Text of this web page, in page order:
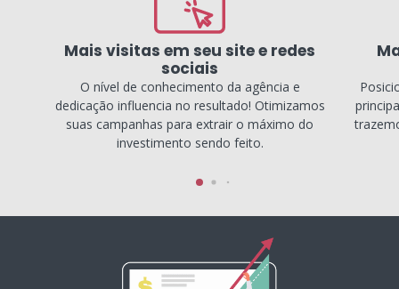
Mais visitas em seu site e redes
sociais
O nível de conhecimento da agência e
dedicação influencia no resultado! Otimizamos
suas campanhas para extrair o máximo do
investimento sendo feito.